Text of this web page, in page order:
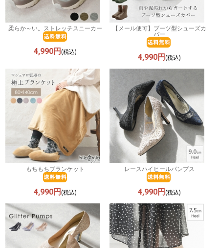
柔らか～い。ストレッチスニーカー
4,990円(税込)
【メール便可】ブーツ型シューズカ
バー
4,990円 (税込)
もちもちブランケット
4,990円(税込)
レースハイヒールパンプス
4,990円 (税込)